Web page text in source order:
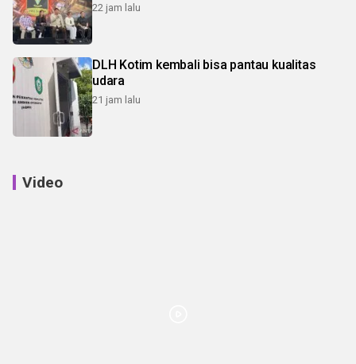
22 jam lalu
DLH Kotim kembali bisa pantau kualitas
udara
21 jam lalu
Video